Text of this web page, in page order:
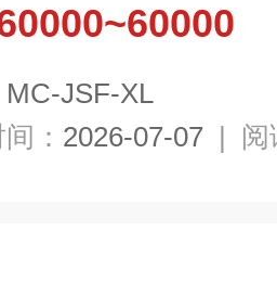
MC-JSF-XL
： 2026-07-07 | 阅